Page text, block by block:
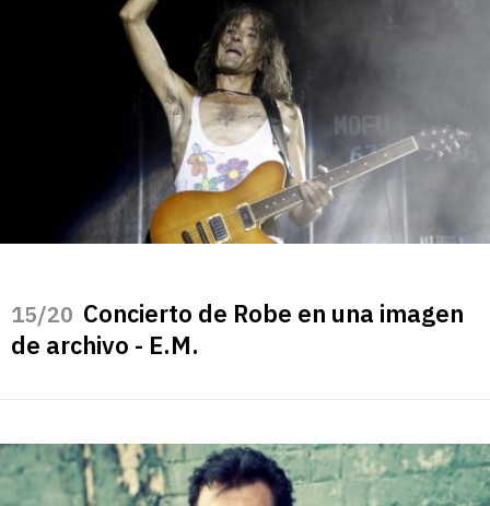
/20 Concierto de Robe en una imagen
de archivo - E.M.